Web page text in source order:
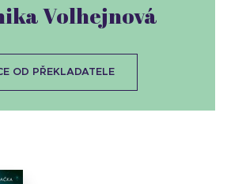
Volhejnová
OD PŘEKLADATELE